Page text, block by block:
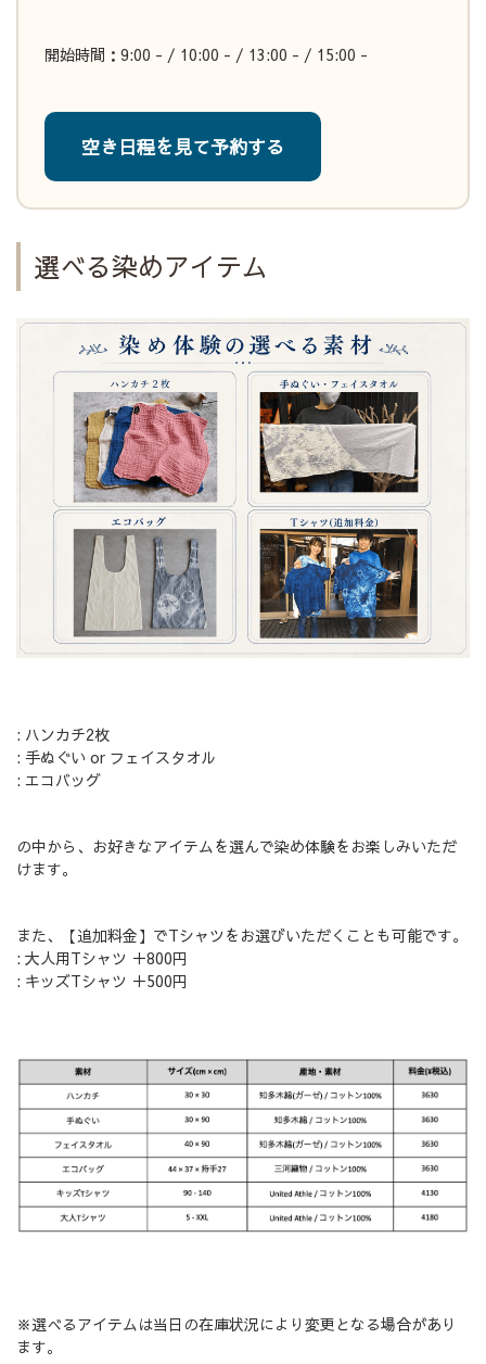
開始時間：9:00 - / 10:00 - / 13:00 - / 15:00 -
空き日程を見て予約する
選べる染めアイテム
: ハンカチ2枚
: 手ぬぐい or フェイスタオル
: エコバッグ
の中から、お好きなアイテムを選んで染め体験をお楽しみいただ
けます。
また、【追加料金】でTシャツをお選びいただくことも可能です。
: 大人用Tシャツ ＋800円
: キッズTシャツ ＋500円
※選べるアイテムは当日の在庫状況により変更となる場合があり
ます。